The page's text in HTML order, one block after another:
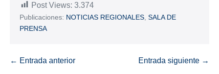
Post Views: 3.374
Publicaciones: NOTICIAS REGIONALES SALA DE
PRENSA
← Entrada anterior Entrada siguiente →